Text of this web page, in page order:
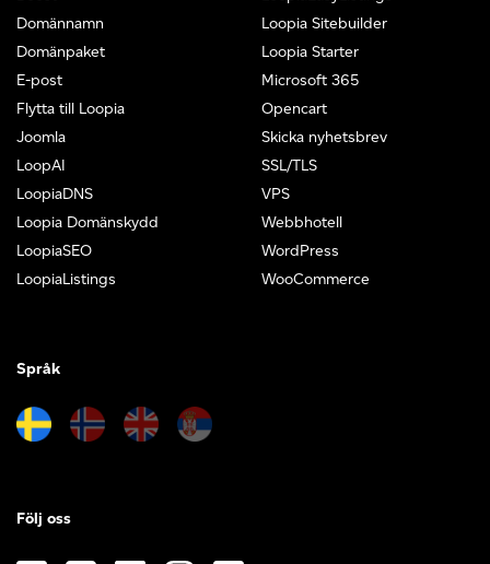
Domännamn
Domänpaket
E-post
Flytta till Loopia
Joomla
LoopAI
LoopiaDNS
Loopia Domänskydd
LoopiaSEO
LoopiaListings
Loopia Sitebuilder
Loopia Starter
Microsoft 365
Opencart
Skicka nyhetsbrev
SSL/TLS
VPS
Webbhotell
WordPress
WooCommerce
Språk
Följ oss